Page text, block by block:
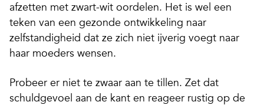
afzetten met zwart-wit oordelen. Het is wel een
teken van een gezonde ontwikkeling naar
zelfstandigheid dat ze zich niet ijverig voegt naar
haar moeders wensen.
Probeer er niet te zwaar aan te tillen. Zet dat
schuldgevoel aan de kant en reageer rustig op de